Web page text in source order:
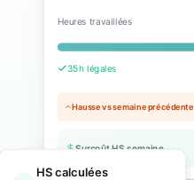
Heures travaillées
35h légales
Hausse vs semaine précédente
Surcoût HS semaine
HS calculées